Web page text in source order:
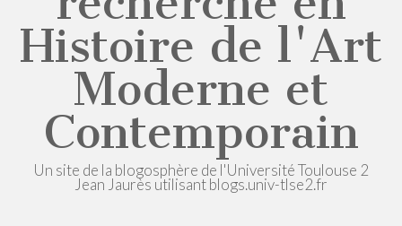
Histoire de l'Art
Moderne et
Contemporain
Un site de la blogosphère de l'Université Toulouse 2
Jean Jaurès utilisant blogs.univ-tlse2.fr